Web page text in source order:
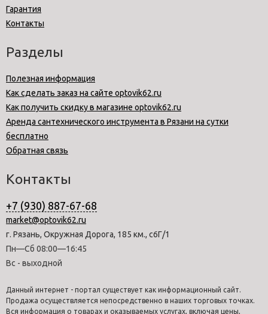
Гарантия
Контакты
Разделы
Полезная информация
Как сделать заказ на сайте optovik62.ru
Как получить скидку в магазине optovik62.ru
Аренда сантехнического инструмента в Рязани на сутки
бесплатно
Обратная связь
Контакты
+7 (930) 887-67-68
market@optovik62.ru
г. Рязань, Окружная Дорога, 185 км., с6Г/1
Пн—Сб 08:00—16:45
Вс - выходной
Данный интернет - портал существует как информационный сайт.
Продажа осуществляется непосредственно в наших торговых точках.
Вся информация о товарах и оказываемых услугах, включая цены,